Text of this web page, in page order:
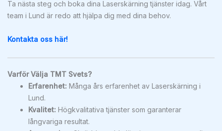
Ta nästa steg och boka dina Laserskärning tjänster idag. Vårt
team i Lund är redo att hjälpa dig med dina behov.
Kontakta oss här!
Varför Välja TMT Svets?
Erfarenhet: Många års erfarenhet av Laserskärning i
Lund.
Kvalitet: Högkvalitativa tjänster som garanterar
långvariga resultat.